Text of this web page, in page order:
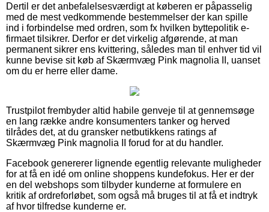
Dertil er det anbefalelsesværdigt at køberen er påpasselig
med de mest vedkommende bestemmelser der kan spille
ind i forbindelse med ordren, som fx hvilken byttepolitik e-
firmaet tilsikrer. Derfor er det virkelig afgørende, at man
permanent sikrer ens kvittering, således man til enhver tid vil
kunne bevise sit køb af Skærmvæg Pink magnolia II, uanset
om du er herre eller dame.
Trustpilot frembyder altid habile genveje til at gennemsøge
en lang række andre konsumenters tanker og herved
tilrådes det, at du gransker netbutikkens ratings af
Skærmvæg Pink magnolia II forud for at du handler.
Facebook genererer lignende egentlig relevante muligheder
for at få en idé om online shoppens kundefokus. Her er der
en del webshops som tilbyder kunderne at formulere en
kritik af ordreforløbet, som også må bruges til at få et indtryk
af hvor tilfredse kunderne er.